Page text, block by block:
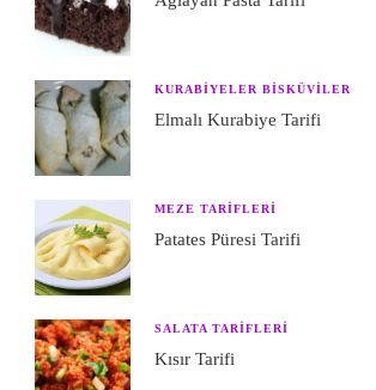
KURABIYELER BISKÜVILER
Elmalı Kurabiye Tarifi
MEZE TARIFLERI
Patates Püresi Tarifi
SALATA TARIFLERI
Kısır Tarifi